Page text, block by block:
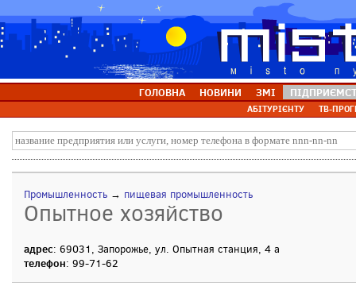
ГОЛОВНА НОВИНИ ЗМІ
АБІТУРІЄНТУ ТВ-
Промышленность → пищевая промышленность
Опытное хозяйство
адрес: 69031, Запорожье, ул. Опытная станция, 4 а
телефон: 99-71-62